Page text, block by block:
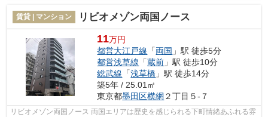
賃貸 | マンション リビオメゾン両国ノース
11万円
都営大江戸線 「両国 」駅 徒歩5分
都営浅草線 「蔵前 」駅 徒歩10分
総武線 「浅草橋 」駅 徒歩14分
築5年 / 25.01㎡
東京都墨田区横網２丁目５-７
リビオメゾン両国ノース 両国エリアは歴史を感じられる下町情緒あふれる雰